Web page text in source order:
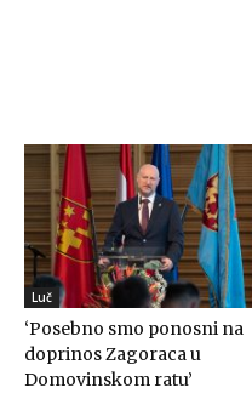
Luč
‘Posebno smo ponosni na
doprinos Zagoraca u
Domovinskom ratu’